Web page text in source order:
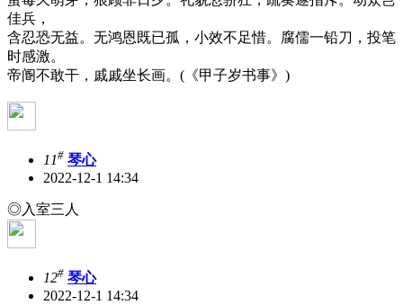
佳兵，
含忍恐无益。无鸿恩既已孤，小效不足惜。腐儒一铅刀，投笔
时感激。
帝阍不敢干，戚戚坐长画。(《甲子岁书事》)
11# 琴心
2022-12-1 14:34
◎入室三人
12# 琴心
2022-12-1 14:34